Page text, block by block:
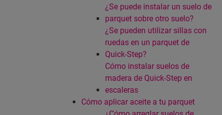
¿Se puede instalar un suelo de
parquet sobre otro suelo?
¿Se pueden utilizar sillas con
ruedas en un parquet de
Quick-Step?
Cómo instalar suelos de
madera de Quick-Step en
escaleras
Cómo aplicar aceite a tu parquet